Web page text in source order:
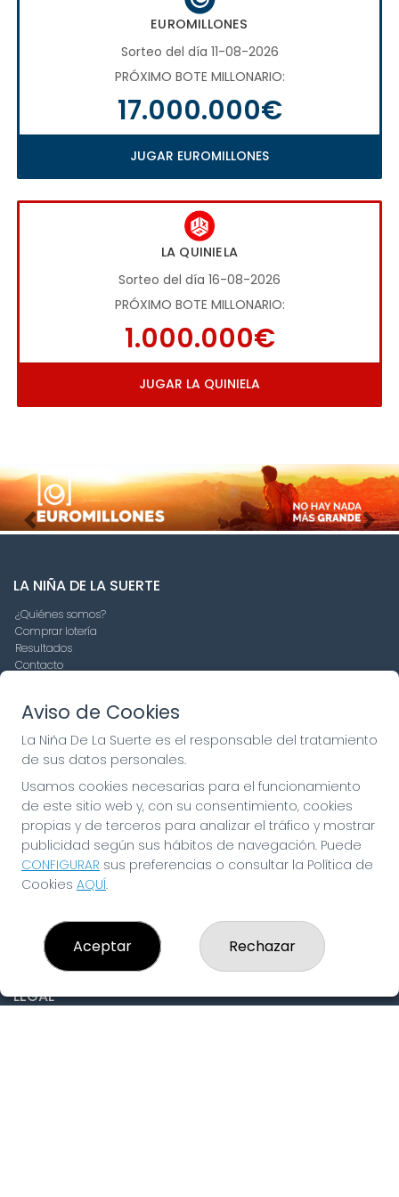
EUROMILLONES
Sorteo del día 11-08-2026
PRÓXIMO BOTE MILLONARIO:
17.000.000€
JUGAR EUROMILLONES
LA QUINIELA
Sorteo del día 16-08-2026
PRÓXIMO BOTE MILLONARIO:
1.000.000€
JUGAR LA QUINIELA
Imagen anterior
LA NIÑA DE LA SUERTE
¿Quiénes somos?
Comprar lotería
Resultados
Contacto
Peñas
Boletos digitales
Acceso
Registro
CONTACTO
ADMINISTRACION DE LOTERIAS: 19-FUENLABRADA -
RECEPTOR OFICIAL: 97910
916429571
pedidos@laninadelasuerte.es
Fuenlabrada, 28941
(Madrid) España
LEGAL
Aviso de Cookies
La Niña De La Suerte es el responsable del tratamiento
de sus datos personales.
Usamos cookies necesarias para el funcionamiento
de este sitio web y, con su consentimiento, cookies
propias y de terceros para analizar el tráfico y mostrar
publicidad según sus hábitos de navegación. Puede
CONFIGURAR sus preferencias o consultar la Política de
Cookies AQUÍ.
Aceptar Rechazar